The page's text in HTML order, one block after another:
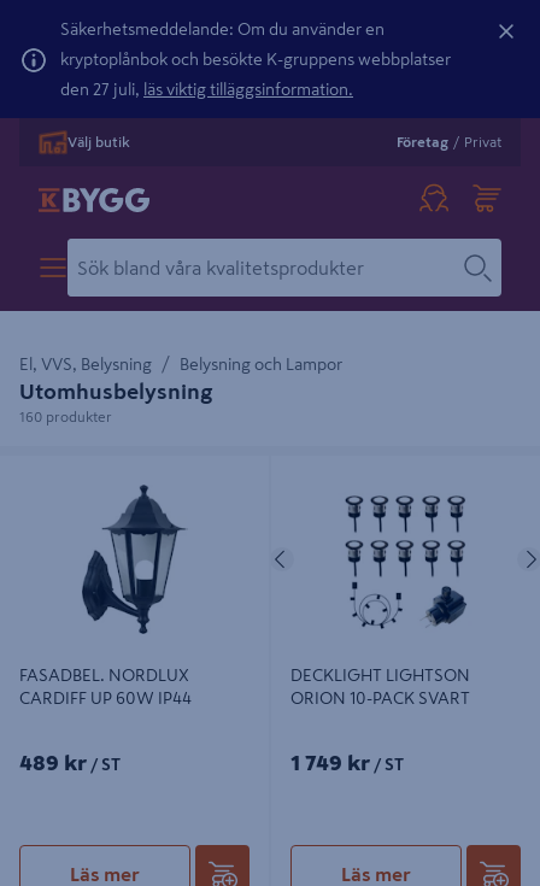
Säkerhetsmeddelande: Om du använder en
kryptoplånbok och besökte K-gruppens webbplatser
den 27 juli, läs viktig tilläggsinformation.
Välj butik Företag / Privat
El, VVS, Belysning Belysning och Lampor
Utomhusbelysning
160 produkter
FASADBEL. NORDLUX
CARDIFF UP 60W IP44
489 kr / ST
Läs mer
Föregående
DECKLIGHT LIGHTSON
ORION 10-PACK SVART
1 749 kr / ST
Läs mer